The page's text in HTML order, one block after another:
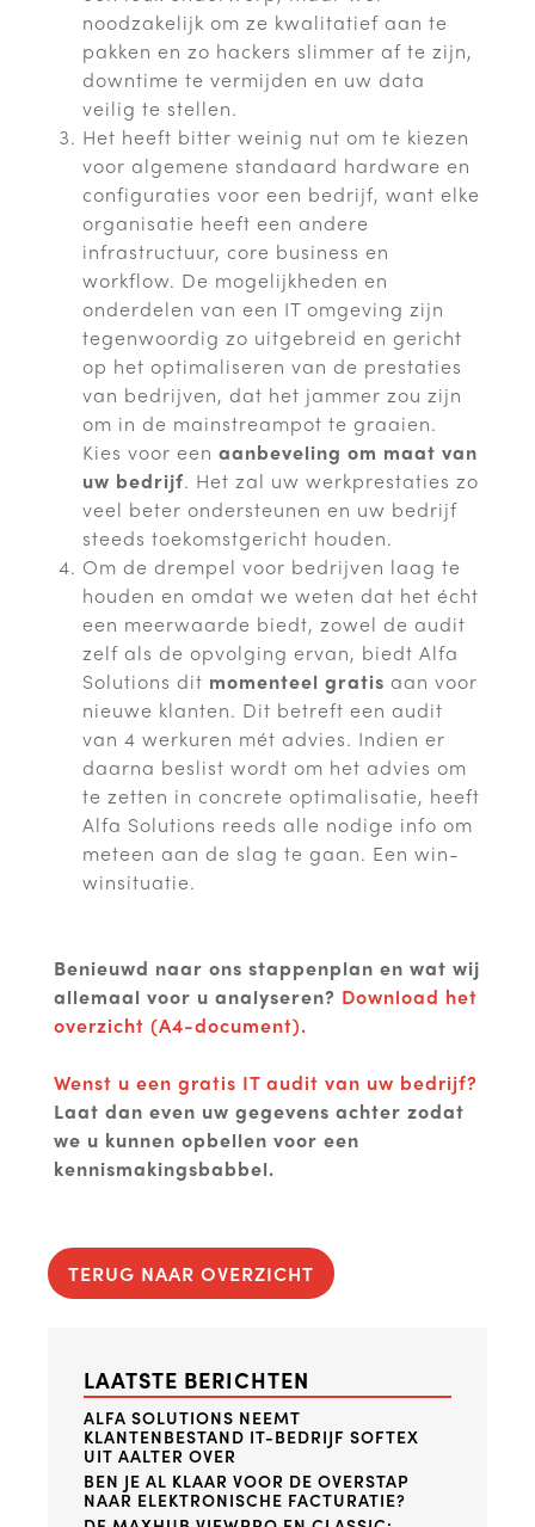
noodzakelijk om ze kwalitatief aan te
pakken en zo hackers slimmer af te zijn,
downtime te vermijden en uw data
veilig te stellen.
Het heeft bitter weinig nut om te kiezen
voor algemene standaard hardware en
configuraties voor een bedrijf, want elke
organisatie heeft een andere
infrastructuur, core business en
workflow. De mogelijkheden en
onderdelen van een IT omgeving zijn
tegenwoordig zo uitgebreid en gericht
op het optimaliseren van de prestaties
van bedrijven, dat het jammer zou zijn
om in de mainstreampot te graaien.
Kies voor een aanbeveling om maat van
uw bedrijf. Het zal uw werkprestaties zo
veel beter ondersteunen en uw bedrijf
steeds toekomstgericht houden.
Om de drempel voor bedrijven laag te
houden en omdat we weten dat het écht
een meerwaarde biedt, zowel de audit
zelf als de opvolging ervan, biedt Alfa
Solutions dit momenteel gratis aan voor
nieuwe klanten. Dit betreft een audit
van 4 werkuren mét advies. Indien er
daarna beslist wordt om het advies om
te zetten in concrete optimalisatie, heeft
Alfa Solutions reeds alle nodige info om
meteen aan de slag te gaan. Een win-
winsituatie.
Benieuwd naar ons stappenplan en wat wij
allemaal voor u analyseren? Download het
overzicht (A4-document).
Wenst u een gratis IT audit van uw bedrijf?
Laat dan even uw gegevens achter zodat
we u kunnen opbellen voor een
kennismakingsbabbel.
TERUG NAAR OVERZICHT
LAATSTE BERICHTEN
ALFA SOLUTIONS NEEMT
KLANTENBESTAND IT-BEDRIJF SOFTEX
UIT AALTER OVER
BEN JE AL KLAAR VOOR DE OVERSTAP
NAAR ELEKTRONISCHE FACTURATIE?